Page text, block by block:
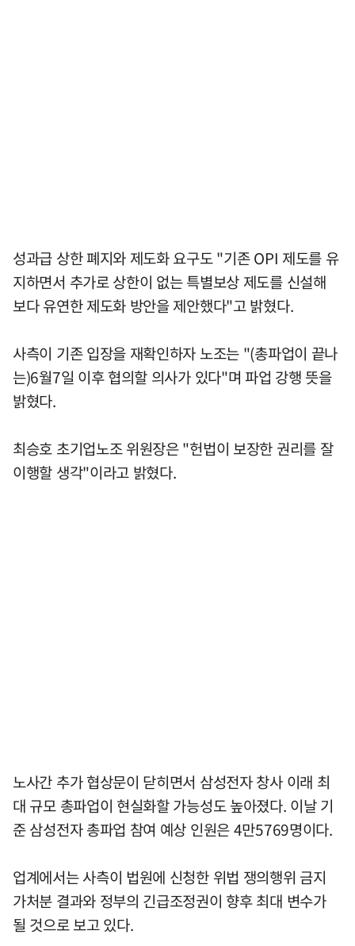
성과급 상한 폐지와 제도화 요구도 "기존 OPI 제도를 유
지하면서 추가로 상한이 없는 특별보상 제도를 신설해
보다 유연한 제도화 방안을 제안했다"고 밝혔다.
사측이 기존 입장을 재확인하자 노조는 "(총파업이 끝나
는)6월7일 이후 협의할 의사가 있다"며 파업 강행 뜻을
밝혔다.
최승호 초기업노조 위원장은 "헌법이 보장한 권리를 잘
이행할 생각"이라고 밝혔다.
노사간 추가 협상문이 닫히면서 삼성전자 창사 이래 최
대 규모 총파업이 현실화할 가능성도 높아졌다. 이날 기
준 삼성전자 총파업 참여 예상 인원은 4만5769명이다.
업계에서는 사측이 법원에 신청한 위법 쟁의행위 금지
가처분 결과와 정부의 긴급조정권이 향후 최대 변수가
될 것으로 보고 있다.